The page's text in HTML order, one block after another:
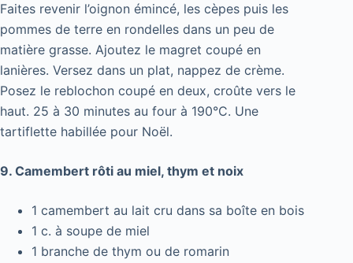
Faites revenir l’oignon émincé, les cèpes puis les
pommes de terre en rondelles dans un peu de
matière grasse. Ajoutez le magret coupé en
lanières. Versez dans un plat, nappez de crème.
Posez le reblochon coupé en deux, croûte vers le
haut. 25 à 30 minutes au four à 190°C. Une
tartiflette habillée pour Noël.
9. Camembert rôti au miel, thym et noix
1 camembert au lait cru dans sa boîte en bois
1 c. à soupe de miel
1 branche de thym ou de romarin